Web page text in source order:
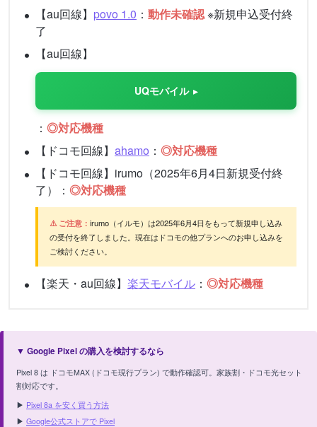
【au回線】 povo 1.0 ： 動作未確認※新規申込受付終
了
【au回線】
UQモバイル
： ◎対応機種
【ドコモ回線】 ahamo ： ◎対応機種
【ドコモ回線】irumo（2025年6月4日新規受付終
了）： ◎対応機種
⚠️ ご注意： irumo（イルモ）は2025年6月4日をもって新規申し込み
の受付を終了しました。現在はドコモの他プランへのお申し込みを
ご検討ください。
【楽天・au回線】 楽天モバイル ： ◎対応機種
▼ Google Pixel の購入を検討するなら
Pixel 8 は ドコモMAX (ドコモ現行プラン) で動作確認可。家族割・ドコモ光セット
割対応です。
▶ Pixel 8a を安く買う方法
▶ Google公式ストアで Pixel